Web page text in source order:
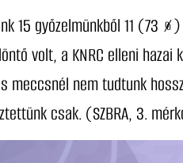
15 győzelmünkből 11 (73
volt, a KNRC elleni hazai
meccsnél nem tudtunk
csak. (SZBRA, 3.